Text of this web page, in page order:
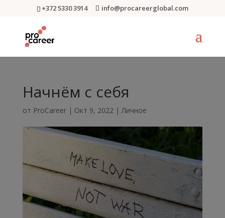
+372 5330 3914 info@procareerglobal.com
Начнём с себя
от ProCareer| Окт 9, 2022|Личное